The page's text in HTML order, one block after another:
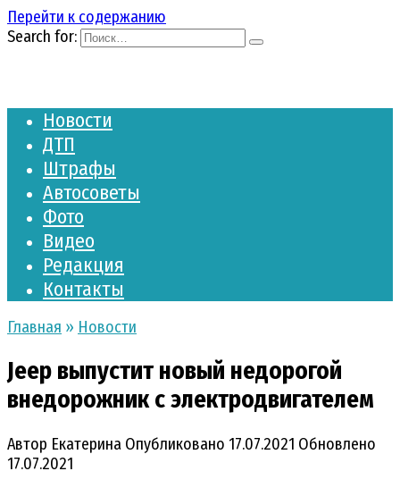
Перейти к содержанию
Search for:
Новости
ДТП
Штрафы
Автосоветы
Фото
Видео
Редакция
Контакты
Главная » Новости
Jeep выпустит новый недорогой
внедорожник с электродвигателем
Автор Екатерина Опубликовано 17.07.2021 Обновлено
17.07.2021